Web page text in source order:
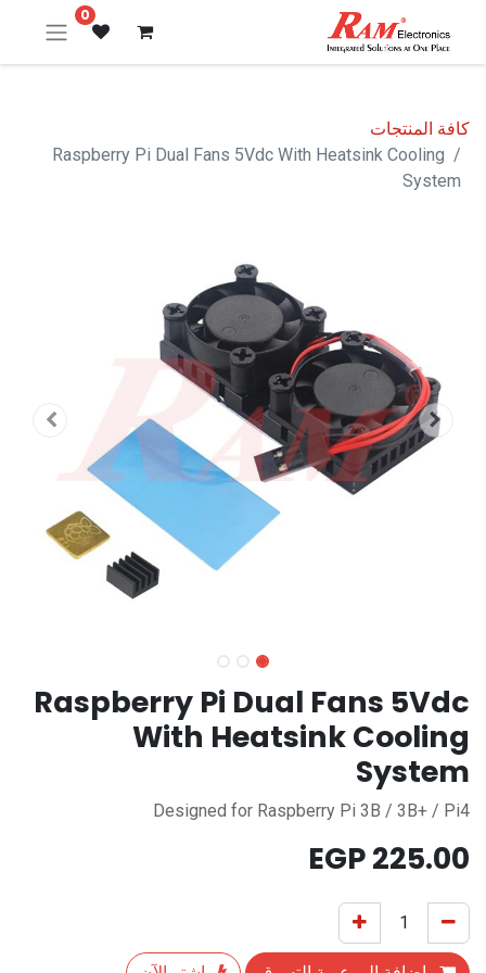
0
كافة المنتجات
Raspberry Pi Dual Fans 5Vdc With Heatsink Cooling
System
Raspberry Pi Dual Fans 5Vdc
With Heatsink Cooling
System
Designed for Raspberry Pi 3B / 3B+ / Pi4
225.00